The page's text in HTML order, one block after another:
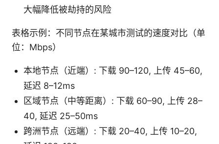
大幅降低被劫持的风险
表格示例：不同节点在某城市测试的速度对比（单
位：Mbps）
本地节点（近端）: 下载 90–120, 上传 45–60,
延迟 8–12ms
区域节点（中等距离）: 下载 60–90, 上传 28–
40, 延迟 25–50ms
跨洲节点（远端）: 下载 20–40, 上传 10–20,